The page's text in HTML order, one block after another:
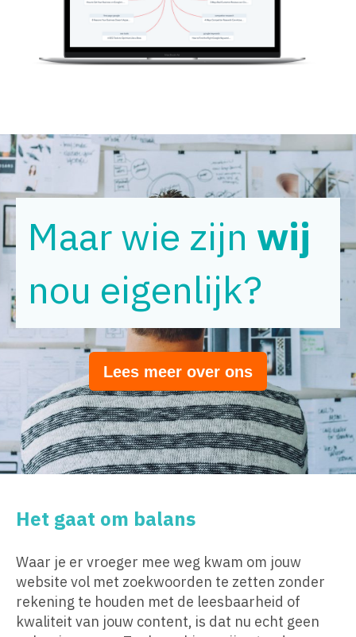
Maar wie zijn wij
nou eigenlijk?
Lees meer over ons
Het gaat om balans
Waar je er vroeger mee weg kwam om jouw
website vol met zoekwoorden te zetten zonder
rekening te houden met de leesbaarheid of
kwaliteit van jouw content, is dat nu echt geen